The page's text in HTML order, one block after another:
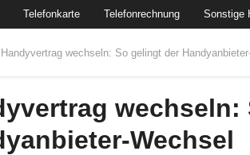
Telefonkarte Telefonrechnung Sonstige
wechseln: So gelingt der
Wechsel